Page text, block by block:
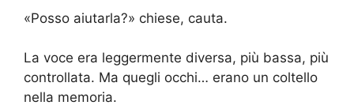
«Posso aiutarla?» chiese, cauta.
La voce era leggermente diversa, più bassa, più
controllata. Ma quegli occhi… erano un coltello
nella memoria.